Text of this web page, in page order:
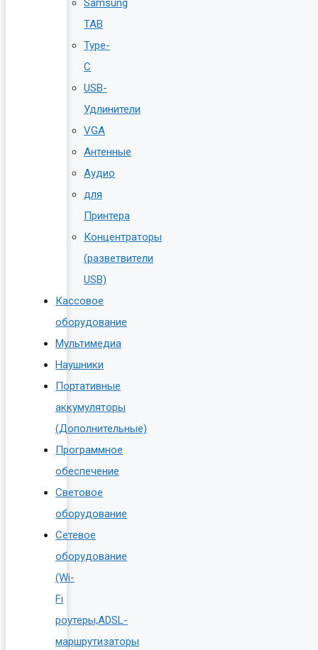
TAB
Type-
C
USB-
Удлинители
VGA
Антенные
Аудио
для
Принтера
Концентраторы
(разветвители
USB)
Кассовое
оборудование
Мультимедиа
Наушники
Портативные
аккумуляторы
(Дополнительные)
Программное
обеспечение
Световое
оборудование
Сетевое
оборудование
(Wi-
Fi
роутеры,ADSL-
маршрутизаторы